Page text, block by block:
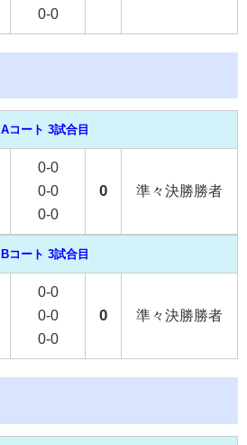
0-0
Aコート 3試合目
0-0
0-0
0-0
0 準々決勝勝者
Bコート 3試合目
0-0
0-0
0-0
0 準々決勝勝者